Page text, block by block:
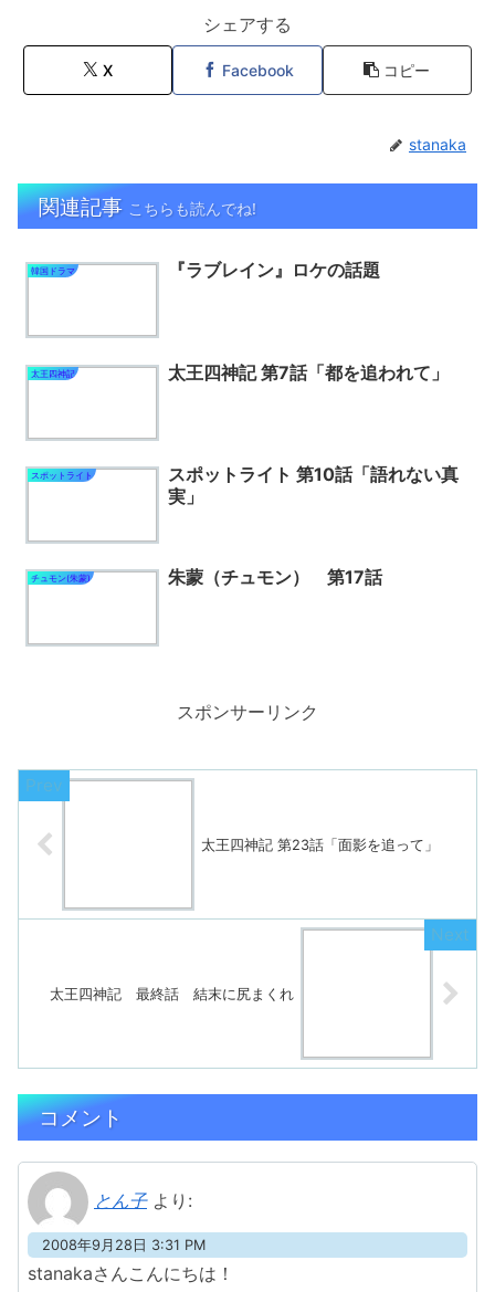
シェアする
X Facebook コピー
stanaka
関連記事 こちらも読んでね!
韓国ドラマ 『ラブレイン』ロケの話題
太王四神記 太王四神記 第7話「都を追われて」
スポットライト
スポットライト 第10話「語れない真
実」
チュモン(朱蒙) 朱蒙（チュモン） 第17話
スポンサーリンク
太王四神記 第23話「面影を追って」
太王四神記 最終話 結末に尻まくれ
コメント
とん子 より:
2008年9月28日 3:31 PM
stanakaさんこんにちは！